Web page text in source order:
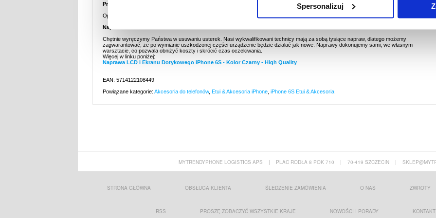
Spersonalizuj
Przeznaczenie:
Opakowanie:
Naprawa:
Chętnie wyręczymy Państwa w usuwaniu usterek. Nasi wykwalifikowani technicy mają za sobą tysiące napraw, dlatego możemy
zagwarantować, że po wymianie uszkodzonej części urządzenie będzie działać jak nowe. Naprawy dokonujemy sami, we własnym
warsztacie, co pozwala obniżyć koszty i skrócić czas oczekiwania.
Więcej w linku poniżej:
Naprawa LCD i Ekranu Dotykowego iPhone 6S - Kolor Czarny - High Quality
EAN: 5714122108449
Powiązane kategorie: Akcesoria do telefonów, Etui & Akcesoria iPhone iPhone 6S Etui & Akcesoria
MYTRENDYPHONE LOGISTICS APS | PLAC RODŁA 8 POK 710 | 70-419 SZCZECIN |
STRONA GŁÓWNA OBSŁUGA KLIENTA ŚLEDZENIE ZAMÓWIENIA O NAS ZWROTY
RSS PROSZĘ ZOBACZYĆ WSZYSTKIE KRAJE NOWOŚCI I PORADY KONTAKT